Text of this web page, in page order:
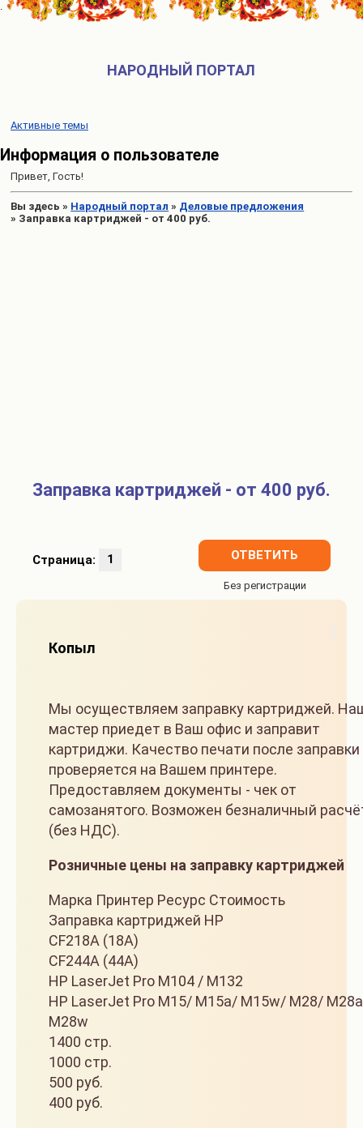
НАРОДНЫЙ ПОРТАЛ
Активные темы
Информация о пользователе
Привет, Гость!
Вы здесь » Народный портал » Деловые предложения
» Заправка картриджей - от 400 руб.
Заправка картриджей - от 400 руб.
Страница: 1 ОТВЕТИТЬ
Копыл
Мы осуществляем заправку картриджей.
мастер приедет в Ваш офис и заправит
картриджи. Качество печати после заправки
проверяется на Вашем принтере.
Предоставляем документы - чек от
самозанятого. Возможен безналичный
(без НДС).
Розничные цены на заправку картриджей
Марка Принтер Ресурс Стоимость
Заправка картриджей HP
CF218A (18A)
CF244A (44A)
HP LaserJet Pro M104 / M132
HP LaserJet Pro M15/ M15a/ M15w/ M28/
M28w
1400 стр.
1000 стр.
500 руб.
400 руб.